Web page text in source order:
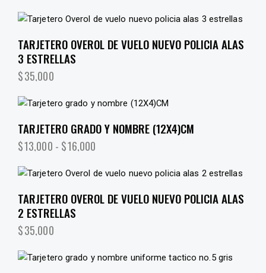
TARJETERO OVEROL DE VUELO NUEVO POLICIA ALAS
3 ESTRELLAS
$35,000
TARJETERO GRADO Y NOMBRE (12X4)CM
$13,000 - $16,000
TARJETERO OVEROL DE VUELO NUEVO POLICIA ALAS
2 ESTRELLAS
$35,000